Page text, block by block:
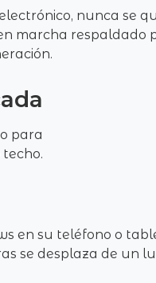
nunca se
marcha respaldado
para
en su teléfono o
se desplaza de un